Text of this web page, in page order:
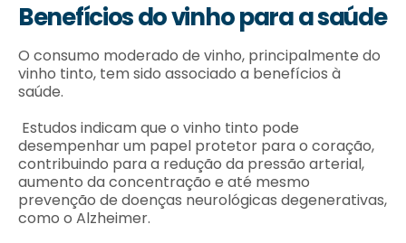
Benefícios do vinho para a saúde
O consumo moderado de vinho, principalmente do
vinho tinto, tem sido associado a benefícios à
saúde.
Estudos indicam que o vinho tinto pode
desempenhar um papel protetor para o coração,
contribuindo para a redução da pressão arterial,
aumento da concentração e até mesmo
prevenção de doenças neurológicas degenerativas,
como o Alzheimer.